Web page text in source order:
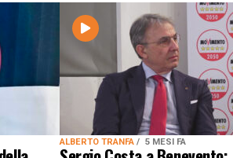
ALBERTO TRANFA 5 MESI FA